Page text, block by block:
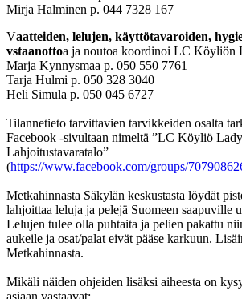
Mirja Halminen p. 044 7328 167
Vaatteiden, lelujen, käyttötavaroiden,
vstaanottoa ja noutoa koordinoi LC Köyliön
Marja Kynnysmaa p. 050 550 7761
Tarja Hulmi p. 050 328 3040
Heli Simula p. 050 045 6727
Tilannetieto tarvittavien tarvikkeiden osalta
Facebook -sivultaan nimeltä ”LC Köyliö
Lahjoitustavaratalo”
(https://www.facebook.com/groups/
Metkahinnasta Säkylän keskustasta löydät
lahjoittaa leluja ja pelejä Suomeen saapuville
Lelujen tulee olla puhtaita ja pelien pakattu
aukeile ja osat/palat eivät pääse karkuun.
Metkahinnasta.
Mikäli näiden ohjeiden lisäksi aiheesta on
asiaan vastaavat: